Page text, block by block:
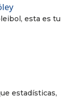
esta es tu
estadísticas,